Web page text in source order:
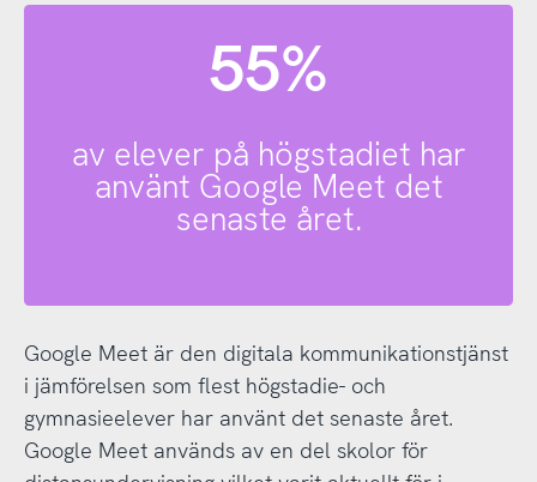
55%
av elever på högstadiet har
använt Google Meet det
senaste året.
Google Meet är den digitala kommunikationstjänst
i jämförelsen som flest högstadie- och
gymnasieelever har använt det senaste året.
Google Meet används av en del skolor för